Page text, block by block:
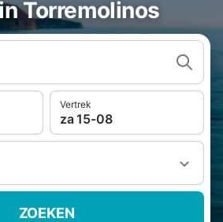
Torremolinos
Vertrek
za 15-08
ZOEKEN